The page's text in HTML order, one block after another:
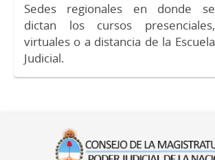
Sedes regionales en donde se
dictan los cursos presenciales,
virtuales o a distancia de la Escuela
Judicial.